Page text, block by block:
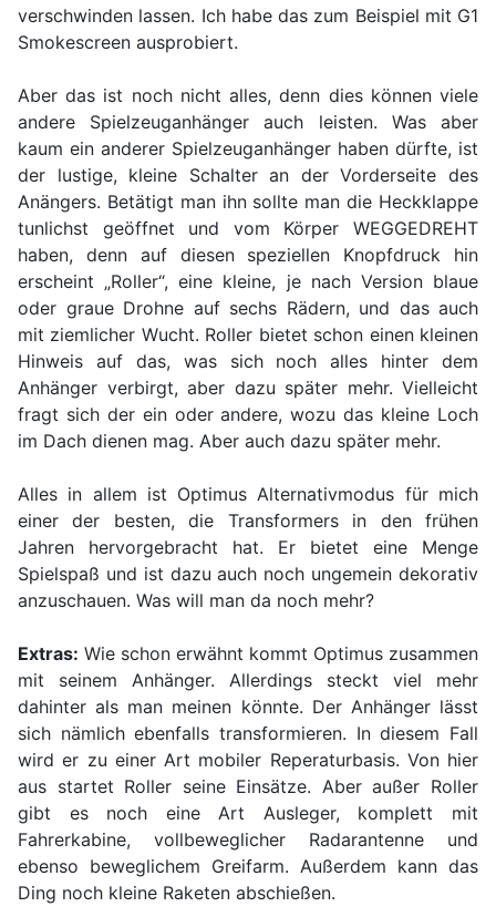
verschwinden lassen. Ich habe das zum Beispiel mit G1
Smokescreen ausprobiert.
Aber das ist noch nicht alles, denn dies können viele
andere Spielzeuganhänger auch leisten. Was aber
kaum ein anderer Spielzeuganhänger haben dürfte, ist
der lustige, kleine Schalter an der Vorderseite des
Anängers. Betätigt man ihn sollte man die Heckklappe
tunlichst geöffnet und vom Körper WEGGEDREHT
haben, denn auf diesen speziellen Knopfdruck hin
erscheint „Roller“, eine kleine, je nach Version blaue
oder graue Drohne auf sechs Rädern, und das auch
mit ziemlicher Wucht. Roller bietet schon einen kleinen
Hinweis auf das, was sich noch alles hinter dem
Anhänger verbirgt, aber dazu später mehr. Vielleicht
fragt sich der ein oder andere, wozu das kleine Loch
im Dach dienen mag. Aber auch dazu später mehr.
Alles in allem ist Optimus Alternativmodus für mich
einer der besten, die Transformers in den frühen
Jahren hervorgebracht hat. Er bietet eine Menge
Spielspaß und ist dazu auch noch ungemein dekorativ
anzuschauen. Was will man da noch mehr?
Extras: Wie schon erwähnt kommt Optimus zusammen
mit seinem Anhänger. Allerdings steckt viel mehr
dahinter als man meinen könnte. Der Anhänger lässt
sich nämlich ebenfalls transformieren. In diesem Fall
wird er zu einer Art mobiler Reperaturbasis. Von hier
aus startet Roller seine Einsätze. Aber außer Roller
gibt es noch eine Art Ausleger, komplett mit
Fahrerkabine, vollbeweglicher Radarantenne und
ebenso beweglichem Greifarm. Außerdem kann das
Ding noch kleine Raketen abschießen.